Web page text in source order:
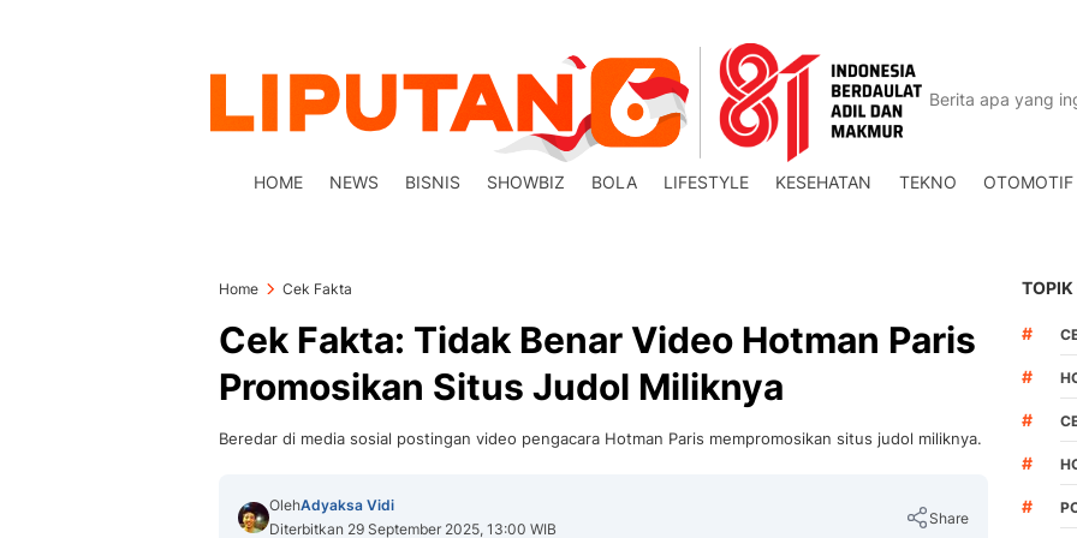
HOME NEWS BISNIS SHOWBIZ BOLA LIFESTYLE KESEHATAN TEKNO OTOMOTIF
Home Cek Fakta
Cek Fakta: Tidak Benar Video Hotman Paris
Promosikan Situs Judol Miliknya
Beredar di media sosial postingan video pengacara Hotman Paris mempromosikan situs judol miliknya.
OlehAdyaksa Vidi
Diterbitkan 29 September 2025, 13:00 WIB
Share
TOPIK
#
#
#
#
#